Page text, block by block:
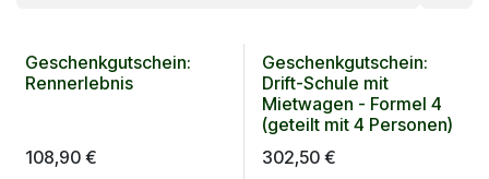
Geschenkgutschein
Geschenkgutschein:
Rennerlebnis
108,90 € Geschenkgutschein
Geschenkgutschein:
Drift-Schule mit
Mietwagen - Formel 4
(geteilt mit 4 Personen)
302,50€